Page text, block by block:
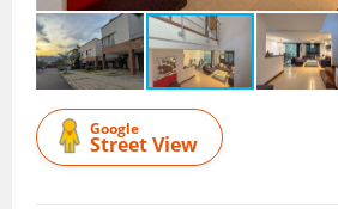
Google
Street View